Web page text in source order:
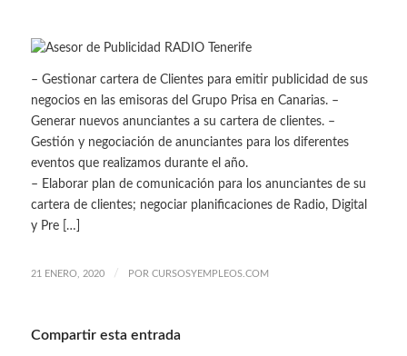
– Gestionar cartera de Clientes para emitir publicidad de sus
negocios en las emisoras del Grupo Prisa en Canarias. –
Generar nuevos anunciantes a su cartera de clientes. –
Gestión y negociación de anunciantes para los diferentes
eventos que realizamos durante el año.
– Elaborar plan de comunicación para los anunciantes de su
cartera de clientes; negociar planificaciones de Radio, Digital
y Pre […]
21 ENERO, 2020 / POR CURSOSYEMPLEOS.COM
Compartir esta entrada